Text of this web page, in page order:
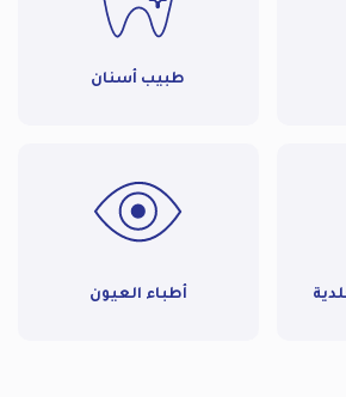
طبيب أسنان
أطباء العيون